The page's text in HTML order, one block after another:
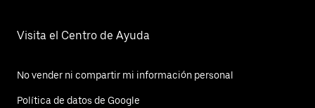
Visita el Centro de Ayuda
No vender ni compartir mi información personal
Política de datos de Google